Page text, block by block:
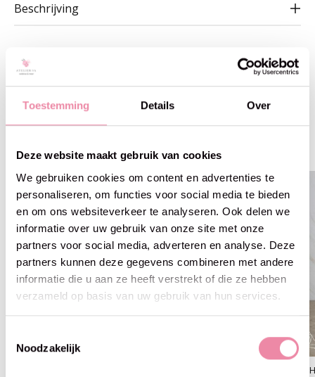
Toestemming Details Over
Deze website maakt gebruik van cookies
We gebruiken cookies om content en advertenties te
personaliseren, om functies voor social media te bieden
en om ons websiteverkeer te analyseren. Ook delen we
informatie over uw gebruik van onze site met onze
partners voor social media, adverteren en analyse. Deze
partners kunnen deze gegevens combineren met andere
informatie die u aan ze heeft verstrekt of die ze hebben
verzameld op basis van uw gebruik van hun services.
Noodzakelijk
Beschrijving
Gerelateerde producten
Carousel items